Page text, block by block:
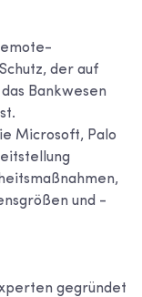
der auf
Bankwesen
Microsoft, Palo
und -
gegründet